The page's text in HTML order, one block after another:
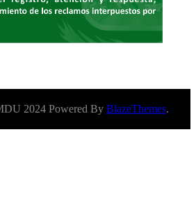
2024 Powered By BlazeThemes.